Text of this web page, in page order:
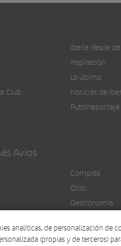
Club
Iberia desde
Inspiración
Lo último
Noticias de
Publirreportaje
Avios
Compras
Ocio
Gastronomía
analíticas, de personalización de
(propias y de terceros)